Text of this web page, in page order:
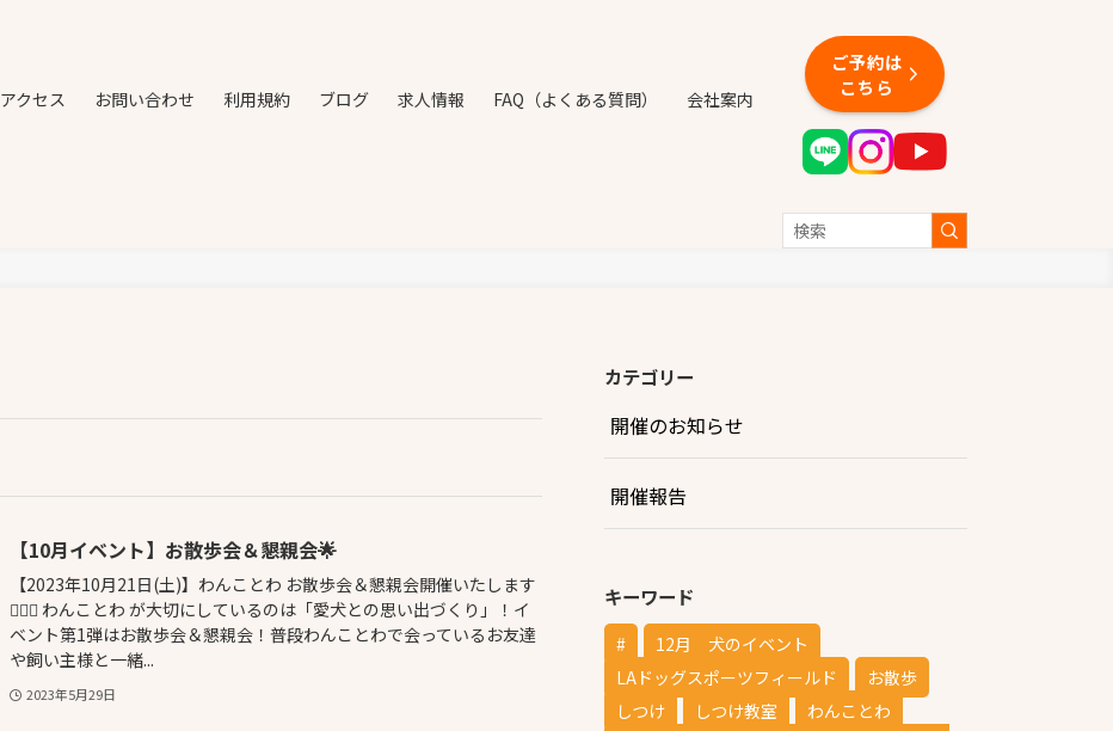
アクセス お問い合わせ 利用規約 ブログ 求人情報 FAQ（よくある質問） 会社案内
ご予約は
こちら
【10月イベント】お散歩会＆懇親会🌟
【2023年10月21日(土)】わんことわ お散歩会＆懇親会開催いたします
🐕‍🦺✨ わんことわ が大切にしているのは「愛犬との思い出づくり」！イ
ベント第1弾はお散歩会＆懇親会！普段わんことわで会っているお友達
や飼い主様と一緒...
2023年5月29日
カテゴリー
開催のお知らせ
開催報告
キーワード
#
12月 犬のイベント
LAドッグスポーツフィールド
お散歩
しつけ
しつけ教室
わんことわ